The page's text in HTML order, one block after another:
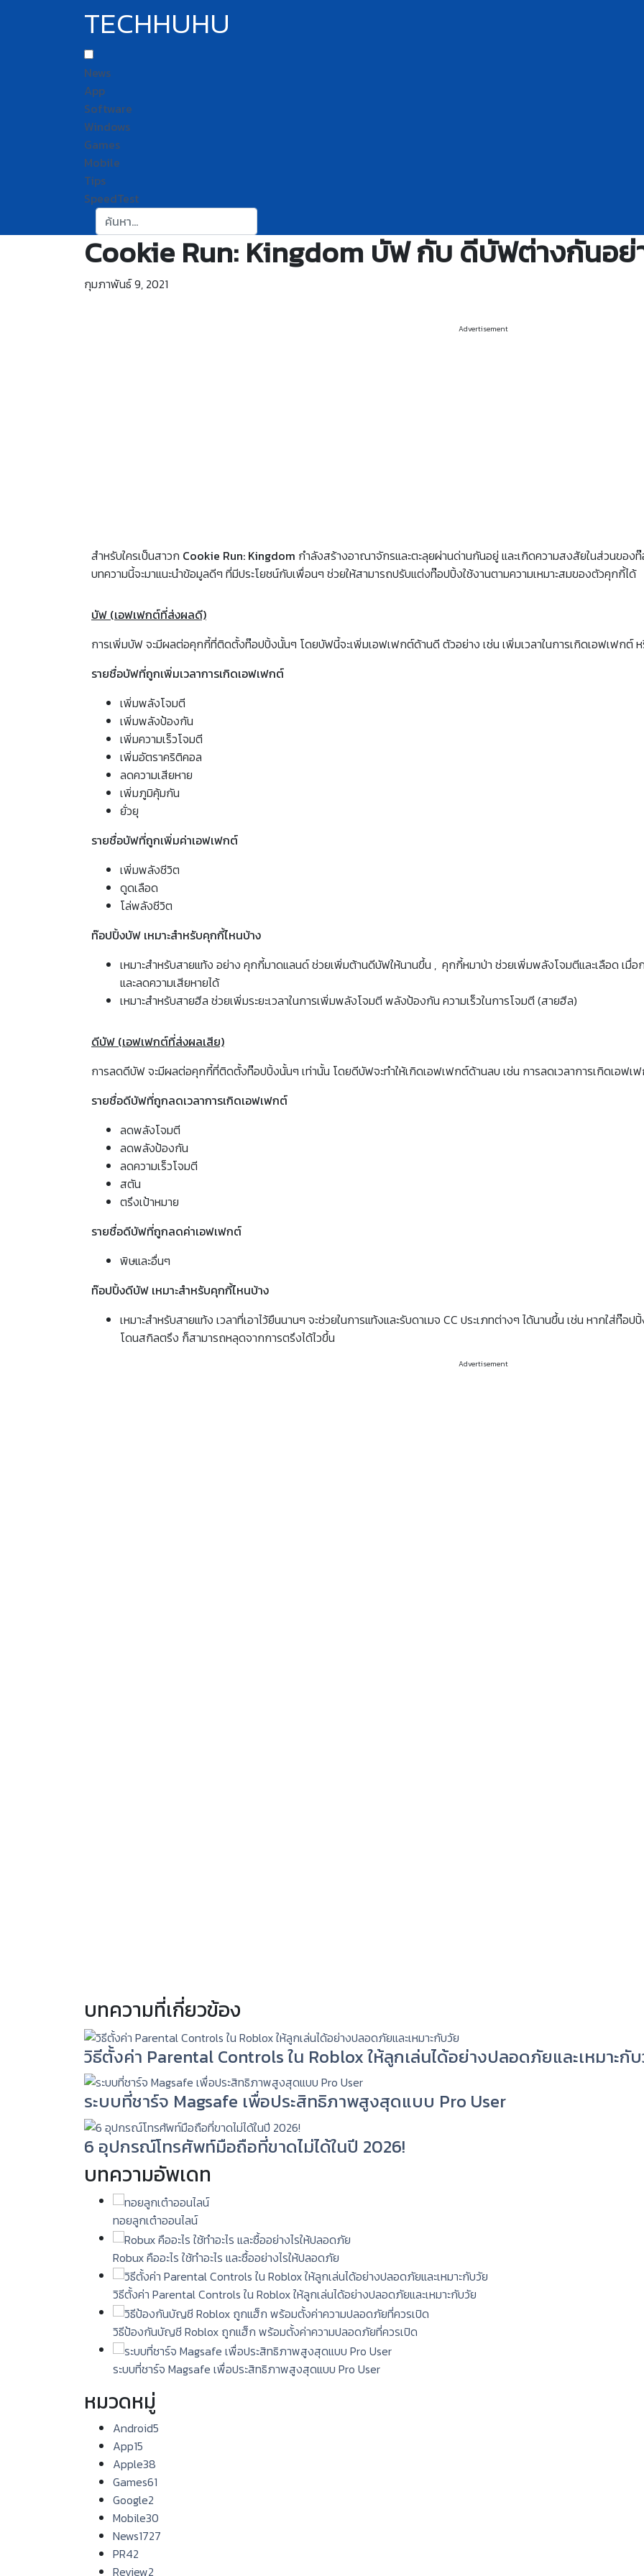
TECHHUHU
News
App
Software
Windows
Games
Mobile
Tips
SpeedTest
ค้นหา:
Cookie Run: Kingdom บัฟ กับ ดีบัฟต่างกันอย่
กุมภาพันธ์ 9, 2021
Advertisement
สำหรับใครเป็นสาวก Cookie Run: Kingdom กำลังสร้างอาณาจักรและตะลุยผ่านด่านกันอยู่ และเกิดความสงสัยในส่วนขอ
บทความนี้จะมาแนะนำข้อมูลดีๆ ที่มีประโยชน์กับเพื่อนๆ ช่วยให้สามารถปรับแต่งท๊อปปิ้งใช้งานตามความเหมาะสมของตัวคุกกี้ได้
บัฟ (เอฟเฟกต์ที่ส่งผลดี)
การเพิ่มบัฟ จะมีผลต่อคุกกี้ที่ติดตั้งท๊อปปิ้งนั้นๆ โดยบัฟนี้จะเพิ่มเอฟเฟกต์ด้านดี ตัวอย่าง เช่น เพิ่มเวลาในการเกิดเอฟเฟกต์
รายชื่อบัฟที่ถูกเพิ่มเวลาการเกิดเอฟเฟกต์
เพิ่มพลังโจมตี
เพิ่มพลังป้องกัน
เพิ่มความเร็วโจมตี
เพิ่มอัตราคริติคอล
ลดความเสียหาย
เพิ่มภูมิคุ้มกัน
ยั่วยุ
รายชื่อบัฟที่ถูกเพิ่มค่าเอฟเฟกต์
เพิ่มพลังชีวิต
ดูดเลือด
โล่พลังชีวิต
ท๊อปปิ้งบัฟ เหมาะสำหรับคุกกี้ไหนบ้าง
เหมาะสำหรับสายแท้ง อย่าง คุกกี้มาดแลนด์ ช่วยเพิ่มต้านดีบัฟให้นานขึ้น , คุกกี้หมาป่า ช่วยเพิ่มพลังโจมตีและเลือด เมื่
และลดความเสียหายได้
เหมาะสำหรับสายฮีล ช่วยเพิ่มระยะเวลาในการเพิ่มพลังโจมตี พลังป้องกัน ความเร็วในการโจมตี (สายฮีล)
ดีบัฟ (เอฟเฟกต์ที่ส่งผลเสีย)
การลดดีบัฟ จะมีผลต่อคุกกี้ที่ติดตั้งท๊อปปิ้งนั้นๆ เท่านั้น โดยดีบัฟจะทำให้เกิดเอฟเฟกต์ด้านลบ เช่น การลดเวลาการเกิดเอฟ
รายชื่อดีบัฟที่ถูกลดเวลาการเกิดเอฟเฟกต์
ลดพลังโจมตี
ลดพลังป้องกัน
ลดความเร็วโจมตี
สตัน
ตรึงเป้าหมาย
รายชื่อดีบัฟที่ถูกลดค่าเอฟเฟกต์
พิษและอื่นๆ
ท๊อปปิ้งดีบัฟ เหมาะสำหรับคุกกี้ไหนบ้าง
เหมาะสำหรับสายแท้ง เวลาที่เอาไว้ยืนนานๆ จะช่วยในการแท้งและรับดาเมจ CC ประเภทต่างๆ ได้นานขึ้น เช่น หากใส่
โดนสกิลตรึง ก็สามารถหลุดจากการตรึงได้ไวขึ้น
Advertisement
บทความที่เกี่ยวข้อง
วิธีตั้งค่า Parental Controls ใน Roblox ให้ลูกเล่นได้อย่างปลอดภัยและเหมาะกั
ระบบที่ชาร์จ Magsafe เพื่อประสิทธิภาพสูงสุดแบบ Pro User
6 อุปกรณ์โทรศัพท์มือถือที่ขาดไม่ได้ในปี 2026!
บทความอัพเดท
ทอยลูกเต๋าออนไลน์
Robux คืออะไร ใช้ทำอะไร และซื้ออย่างไรให้ปลอดภัย
วิธีตั้งค่า Parental Controls ใน Roblox ให้ลูกเล่นได้อย่างปลอดภัยและเหมาะกับวัย
วิธีป้องกันบัญชี Roblox ถูกแฮ็ก พร้อมตั้งค่าความปลอดภัยที่ควรเปิด
ระบบที่ชาร์จ Magsafe เพื่อประสิทธิภาพสูงสุดแบบ Pro User
หมวดหมู่
Android5
App15
Apple38
Games61
Google2
Mobile30
News1727
PR42
Review2